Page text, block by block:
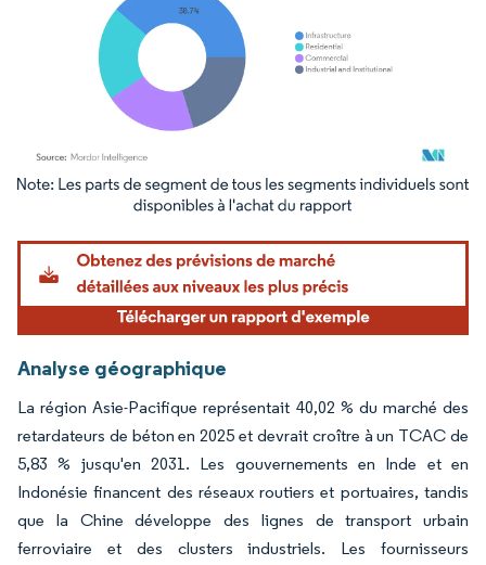
Image © Mordor Intelligence. La réutilisation nécessite une attribution sous CC BY
Analyse géographique
La région Asie-Pacifique représentait 40,02 % du marché des
retardateurs de béton en 2025 et devrait croître à un TCAC de
5,83 % jusqu'en 2031. Les gouvernements en Inde et en
Indonésie financent des réseaux routiers et portuaires, tandis
que la Chine développe des lignes de transport urbain
ferroviaire et des clusters industriels. Les fournisseurs